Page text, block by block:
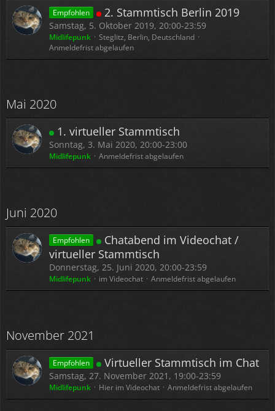
Empfohlen 2. Stammtisch Berlin 2019
Samstag, 5. Oktober 2019, 20:00-23:59
Midlifepunk
Steglitz, Berlin, Deutschland
Anmeldefrist abgelaufen
Mai 2020
1. virtueller Stammtisch
Sonntag, 3. Mai 2020, 20:00-23:00
Midlifepunk Anmeldefrist abgelaufen
Juni 2020
Empfohlen
Chatabend im Videochat /
virtueller Stammtisch
Donnerstag, 25. Juni 2020, 20:00-23:59
Midlifepunk im Videochat Anmeldefrist abgelaufen
November 2021
Empfohlen Virtueller Stammtisch im Chat
Samstag, 27. November 2021, 19:00-23:59
Midlifepunk Hier im Videochat Anmeldefrist abgelaufen